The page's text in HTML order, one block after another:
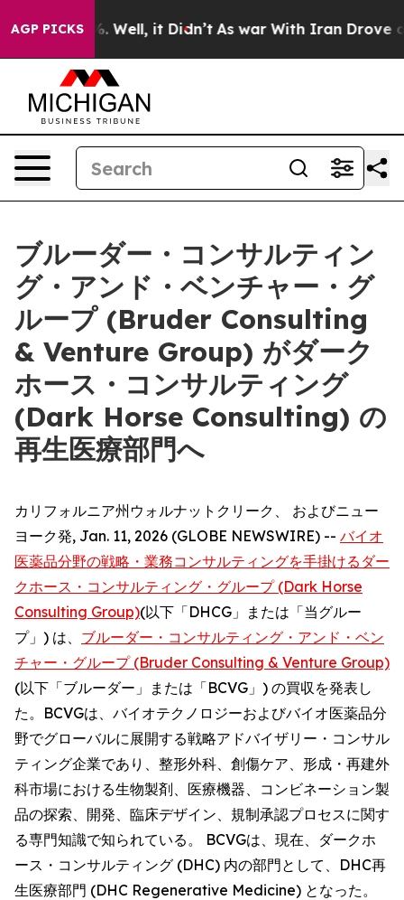
AGP PICKS
40%. Well, it Didn’t As war With Iran Drove oil
ブルーダー・コンサルティン
グ・アンド・ベンチャー・グ
ループ (Bruder Consulting
& Venture Group) がダーク
ホース・コンサルティング
(Dark Horse Consulting) の
再生医療部門へ
カリフォルニア州ウォルナットクリーク、 およびニュー
ヨーク発, Jan. 11, 2026 (GLOBE NEWSWIRE) -- バイオ
医薬品分野の戦略・業務コンサルティングを手掛けるダー
クホース・コンサルティング・グループ (Dark Horse
Consulting Group)(以下「DHCG」または「当グルー
プ」) は、 ブルーダー・コンサルティング・アンド・ベン
チャー・グループ (Bruder Consulting & Venture Group)
(以下「ブルーダー」または「BCVG」) の買収を発表し
た。BCVGは、バイオテクノロジーおよびバイオ医薬品分
野でグローバルに展開する戦略アドバイザリー・コンサル
ティング企業であり、整形外科、創傷ケア、形成・再建外
科市場における生物製剤、医療機器、コンビネーション製
品の探索、開発、臨床デザイン、規制承認プロセスに関す
る専門知識で知られている。 BCVGは、現在、ダークホ
ース・コンサルティング (DHC) 内の部門として、DHC再
生医療部門 (DHC Regenerative Medicine) となった。